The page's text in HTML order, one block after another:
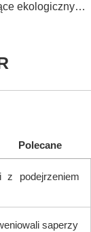
ekologiczny…
Polecane
z podejrzeniem
saperzy